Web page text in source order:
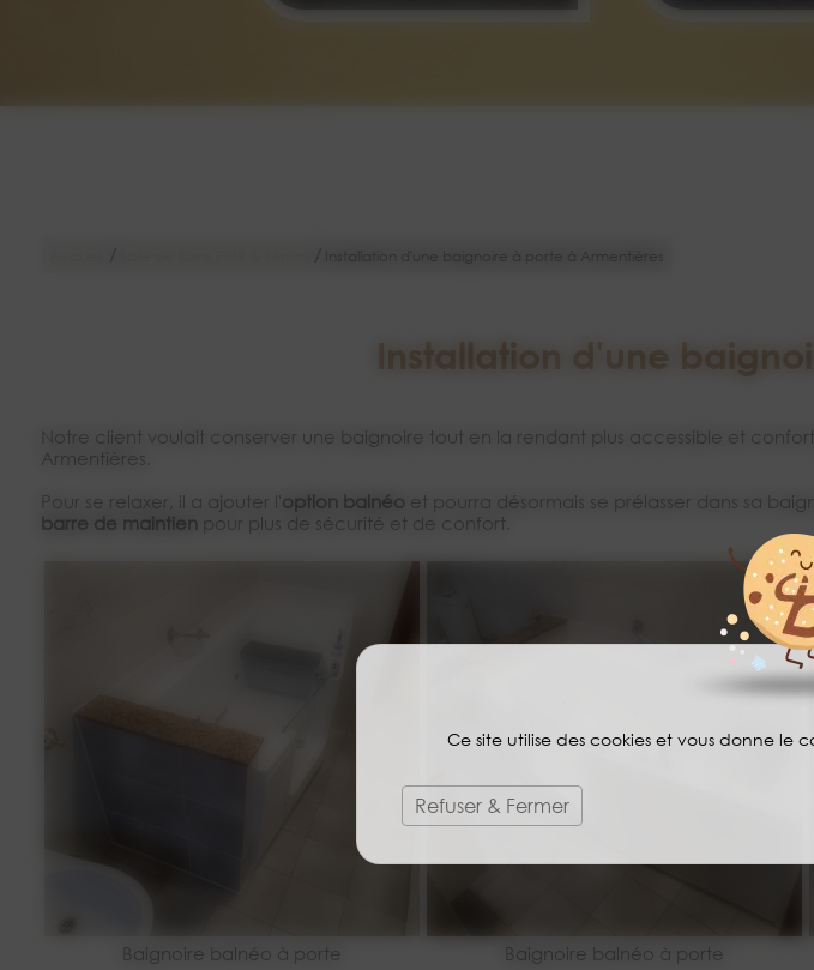
Ce site utilise des cookies et vous donne le
Refuser & Fermer
Installation d'une baignoire à porte à Armentières
Installation d'une
Notre client voulait conserver une baignoire tout en la rendant plus accessible et
Armentières.
Pour se relaxer, il a ajouter l'option balnéo et pourra désormais se prélasser dans sa
barre de maintien pour plus de sécurité et de confort.
Baignoire balnéo à porte Baignoire balnéo à porte